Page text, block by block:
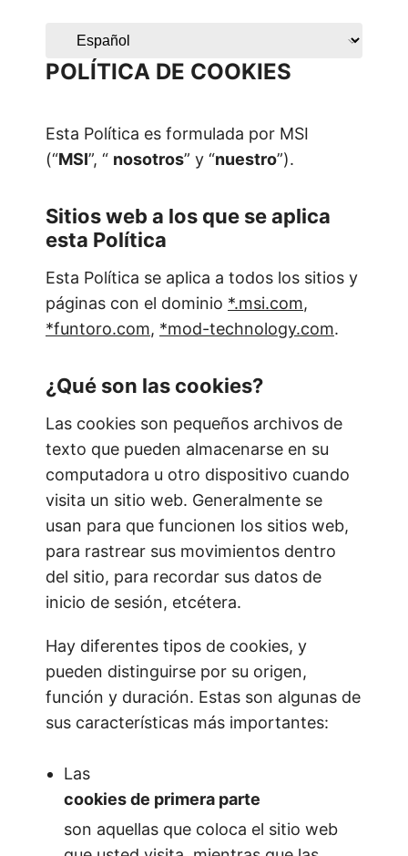
POLÍTICA DE COOKIES
Esta Política es formulada por MSI
(“MSI”, “ nosotros” y “nuestro”).
Sitios web a los que se aplica
esta Política
Esta Política se aplica a todos los sitios y
páginas con el dominio *.msi.com,
*funtoro.com, *mod-technology.com.
¿Qué son las cookies?
Las cookies son pequeños archivos de
texto que pueden almacenarse en su
computadora u otro dispositivo cuando
visita un sitio web. Generalmente se
usan para que funcionen los sitios web,
para rastrear sus movimientos dentro
del sitio, para recordar sus datos de
inicio de sesión, etcétera.
Hay diferentes tipos de cookies, y
pueden distinguirse por su origen,
función y duración. Estas son algunas de
sus características más importantes:
Las
cookies de primera parte
son aquellas que coloca el sitio web